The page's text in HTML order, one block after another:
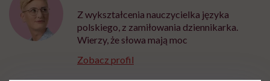
Z wykształcenia nauczycielka języka
polskiego, z zamiłowania dziennikarka.
Wierzy, że słowa mają moc
Zobacz profil